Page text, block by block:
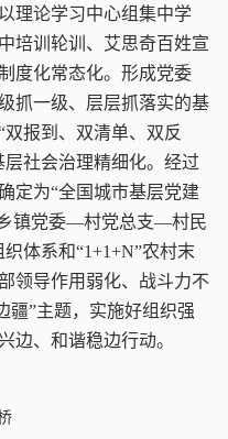
以理论学习中心组集中学
培训轮训、艾思奇百姓宣
度化常态化。形成党委
抓一级、层层抓落实的基
报到、双清单、双反
社会治理精细化。经过
定为“全国城市基层党建
镇党委—村党总支—村民
体系和“1+1+N”农村末
领导作用弱化、战斗力不
疆”主题，实施好组织强
边、和谐稳边行动。